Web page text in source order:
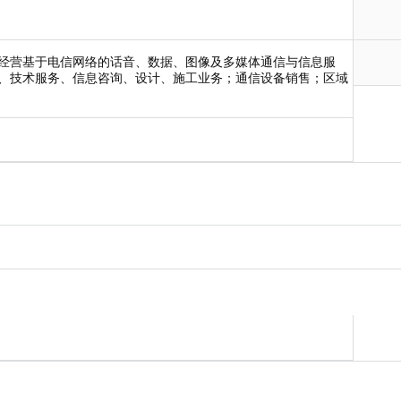
基于电信网络的话音、数据、图像及多媒体通信与信息服
术服务、信息咨询、设计、施工业务；通信设备销售；区域